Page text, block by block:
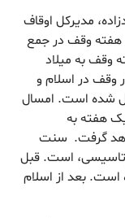
مدیرکل اوقاف
هفته وقف در جمع
وقف به میلاد
وقف در اسلام و
شده است. امسال
یک هفته به
گرفت. سنت
تاسیسی، است. قبل
است. بعد از اسلام